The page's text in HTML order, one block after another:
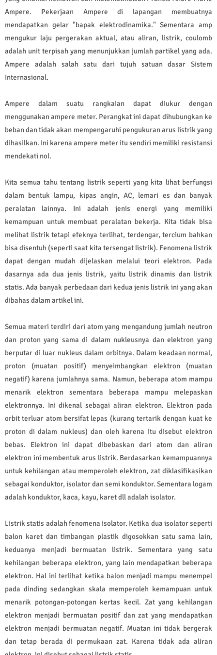
Ampere. Pekerjaan Ampere di lapangan membuatnya
mendapatkan gelar "bapak elektrodinamika." Sementara amp
mengukur laju pergerakan aktual, atau aliran, listrik, coulomb
adalah unit terpisah yang menunjukkan jumlah partikel yang ada.
Ampere adalah salah satu dari tujuh satuan dasar Sistem
Internasional.
Ampere dalam suatu rangkaian dapat diukur dengan
menggunakan ampere meter. Perangkat ini dapat dihubungkan ke
beban dan tidak akan mempengaruhi pengukuran arus listrik yang
dihasilkan. Ini karena ampere meter itu sendiri memiliki resistansi
mendekati nol.
Kita semua tahu tentang listrik seperti yang kita lihat berfungsi
dalam bentuk lampu, kipas angin, AC, lemari es dan banyak
peralatan lainnya. Ini adalah jenis energi yang memiliki
kemampuan untuk membuat peralatan bekerja. Kita tidak bisa
melihat listrik tetapi efeknya terlihat, terdengar, tercium bahkan
bisa disentuh (seperti saat kita tersengat listrik). Fenomena listrik
dapat dengan mudah dijelaskan melalui teori elektron. Pada
dasarnya ada dua jenis listrik, yaitu listrik dinamis dan listrik
statis. Ada banyak perbedaan dari kedua jenis listrik ini yang akan
dibahas dalam artikel ini.
Semua materi terdiri dari atom yang mengandung jumlah neutron
dan proton yang sama di dalam nukleusnya dan elektron yang
berputar di luar nukleus dalam orbitnya. Dalam keadaan normal,
proton (muatan positif) menyeimbangkan elektron (muatan
negatif) karena jumlahnya sama. Namun, beberapa atom mampu
menarik elektron sementara beberapa mampu melepaskan
elektronnya. Ini dikenal sebagai aliran elektron. Elektron pada
orbit terluar atom bersifat lepas (kurang tertarik dengan kuat ke
proton di dalam nukleus) dan oleh karena itu disebut elektron
bebas. Elektron ini dapat dibebaskan dari atom dan aliran
elektron ini membentuk arus listrik. Berdasarkan kemampuannya
untuk kehilangan atau memperoleh elektron, zat diklasifikasikan
sebagai konduktor, isolator dan semi konduktor. Sementara logam
adalah konduktor, kaca, kayu, karet dll adalah isolator.
Listrik statis adalah fenomena isolator. Ketika dua isolator seperti
balon karet dan timbangan plastik digosokkan satu sama lain,
keduanya menjadi bermuatan listrik. Sementara yang satu
kehilangan beberapa elektron, yang lain mendapatkan beberapa
elektron. Hal ini terlihat ketika balon menjadi mampu menempel
pada dinding sedangkan skala memperoleh kemampuan untuk
menarik potongan-potongan kertas kecil. Zat yang kehilangan
elektron menjadi bermuatan positif dan zat yang mendapatkan
elektron menjadi bermuatan negatif. Muatan ini tidak bergerak
dan tetap berada di permukaan zat. Karena tidak ada aliran